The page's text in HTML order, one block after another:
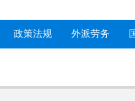
政策法规 外派劳务